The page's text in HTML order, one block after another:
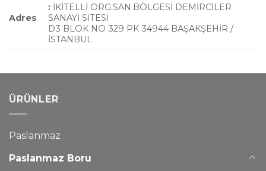
Adres
: İKİTELLİ ORG.SAN.BÖLGESİ DEMİRCİLER
SANAYİ SİTESİ
D3 BLOK NO 329 PK 34944 BAŞAKŞEHİR /
İSTANBUL
ÜRÜNLER
Paslanmaz
Paslanmaz Boru